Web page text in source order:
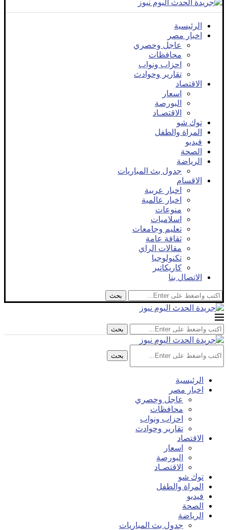
الرئيسية
اخبار مصر
عاجل وحصري
محافظات
احزاب ونواب
تقارير وحوادث
الاقتصاد
اسعار
البورصة
الاقتصـاد
توك شو
المراة والطفل
فيديو
الصحة
الرياضة
جدول بث المباريات
الاقسام
اخبار عربية
اخبار عالمية
منوعات
اسلاميات
تعليم وجامعات
ثقافة عامة
مقالات الراي
تكنولوجيا
كاريكاتير
الاتصال بنا
بحث
بحث
بحث
الرئيسية
اخبار مصر
عاجل وحصري
محافظات
احزاب ونواب
تقارير وحوادث
الاقتصاد
اسعار
البورصة
الاقتصـاد
توك شو
المراة والطفل
فيديو
الصحة
الرياضة
جدول بث المباريات